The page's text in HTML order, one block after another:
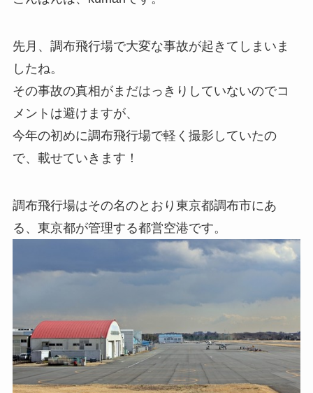
先月、調布飛行場で大変な事故が起きてしまいま
したね。
その事故の真相がまだはっきりしていないのでコ
メントは避けますが、
今年の初めに調布飛行場で軽く撮影していたの
で、載せていきます！
調布飛行場はその名のとおり東京都調布市にあ
る、東京都が管理する都営空港です。